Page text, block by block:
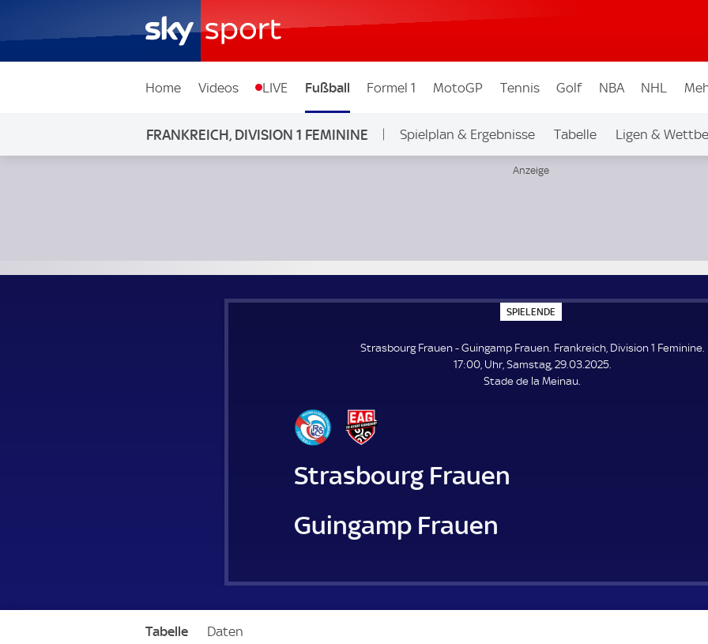
Home Videos LIVE Fußball Formel 1 MotoGP Tennis Golf NBA NHL
FRANKREICH, DIVISION 1 FEMININE Spielplan & Ergebnisse Tabelle Ligen &
SPIELENDE
P
E
L
E
N
Strasbourg Frauen - Guingamp Frauen. Frankreich, Division 1 Feminine.
17:00, Uhr, Samstag, 29.03.2025.
Stade de la Meinau.
Strasbourg Frauen
Guingamp Frauen
Tabelle Daten